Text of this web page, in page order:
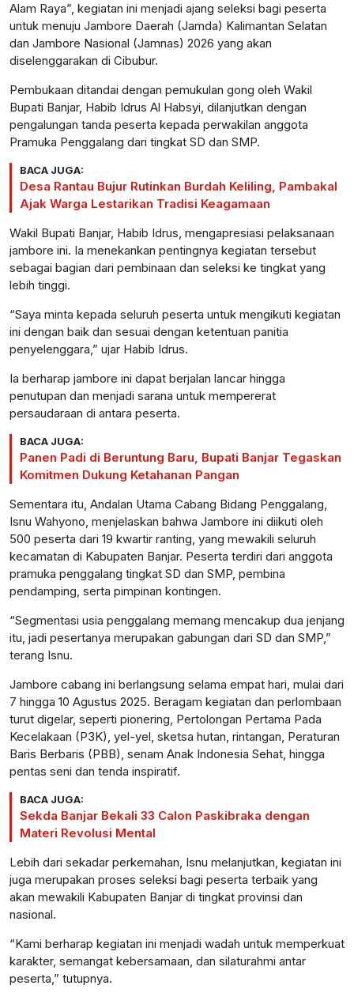
Alam Raya”, kegiatan ini menjadi ajang seleksi bagi peserta
untuk menuju Jambore Daerah (Jamda) Kalimantan Selatan
dan Jambore Nasional (Jamnas) 2026 yang akan
diselenggarakan di Cibubur.
Pembukaan ditandai dengan pemukulan gong oleh Wakil
Bupati Banjar, Habib Idrus Al Habsyi, dilanjutkan dengan
pengalungan tanda peserta kepada perwakilan anggota
Pramuka Penggalang dari tingkat SD dan SMP.
BACA JUGA:
Desa Rantau Bujur Rutinkan Burdah Keliling, Pambakal
Ajak Warga Lestarikan Tradisi Keagamaan
Wakil Bupati Banjar, Habib Idrus, mengapresiasi pelaksanaan
jambore ini. Ia menekankan pentingnya kegiatan tersebut
sebagai bagian dari pembinaan dan seleksi ke tingkat yang
lebih tinggi.
“Saya minta kepada seluruh peserta untuk mengikuti kegiatan
ini dengan baik dan sesuai dengan ketentuan panitia
penyelenggara,” ujar Habib Idrus.
Ia berharap jambore ini dapat berjalan lancar hingga
penutupan dan menjadi sarana untuk mempererat
persaudaraan di antara peserta.
BACA JUGA:
Panen Padi di Beruntung Baru, Bupati Banjar Tegaskan
Komitmen Dukung Ketahanan Pangan
Sementara itu, Andalan Utama Cabang Bidang Penggalang,
Isnu Wahyono, menjelaskan bahwa Jambore ini diikuti oleh
500 peserta dari 19 kwartir ranting, yang mewakili seluruh
kecamatan di Kabupaten Banjar. Peserta terdiri dari anggota
pramuka penggalang tingkat SD dan SMP, pembina
pendamping, serta pimpinan kontingen.
“Segmentasi usia penggalang memang mencakup dua jenjang
itu, jadi pesertanya merupakan gabungan dari SD dan SMP,”
terang Isnu.
Jambore cabang ini berlangsung selama empat hari, mulai dari
7 hingga 10 Agustus 2025. Beragam kegiatan dan perlombaan
turut digelar, seperti pionering, Pertolongan Pertama Pada
Kecelakaan (P3K), yel-yel, sketsa hutan, rintangan, Peraturan
Baris Berbaris (PBB), senam Anak Indonesia Sehat, hingga
pentas seni dan tenda inspiratif.
BACA JUGA:
Sekda Banjar Bekali 33 Calon Paskibraka dengan
Materi Revolusi Mental
Lebih dari sekadar perkemahan, Isnu melanjutkan, kegiatan ini
juga merupakan proses seleksi bagi peserta terbaik yang
akan mewakili Kabupaten Banjar di tingkat provinsi dan
nasional.
“Kami berharap kegiatan ini menjadi wadah untuk memperkuat
karakter, semangat kebersamaan, dan silaturahmi antar
peserta,” tutupnya.